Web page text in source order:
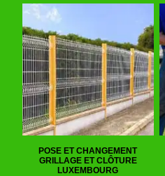
POSE ET CHANGEMENT
GRILLAGE ET CLÔTURE
LUXEMBOURG